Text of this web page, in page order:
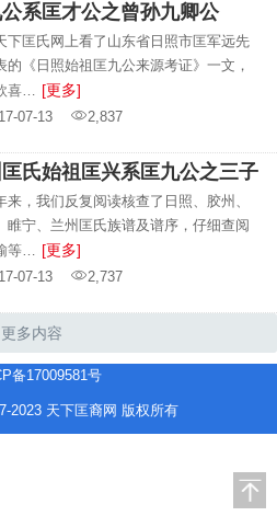
公系匡才公之曾孙九卿公
下匡氏网上看了山东省日照市匡军远先
的《日照始祖匡九公来源考证》一文，
喜…
[更多]
07-13 2,837
氏始祖匡兴系匡九公之三子
来，我们反复阅读核查了日照、胶州、
睢宁、兰州匡氏族谱及谱序，仔细查阅
等…
[更多]
07-13 2,737
更多内容
备17009581号
2023 天下匡裔网 版权所有